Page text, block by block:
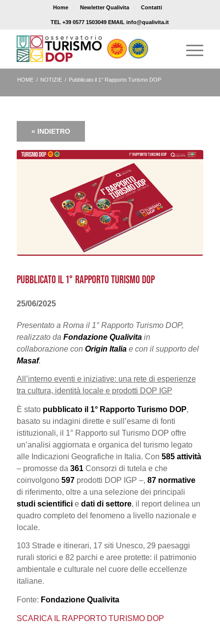
Home Newletter Qualivita Contatti
TEL +39 0577 1503049 EMAIL info@qualivita.it
HOME / NOTIZIE / Pubblicato il 1° Rapporto Turismo DOP
« INDIETRO
PUBBLICATO IL 1° RAPPORTO TURISMO DOP
25/06/2025
Presentato a Roma il 1° Rapporto Turismo DOP,
realizzato da Fondazione Qualivitain
collaborazione con Origin Italiae con il supporto del
Masaf.
All’interno eventi e iniziative: una rete di esperienze
tra cultura, identità locale e prodotti DOP IGP
È stato pubblicato il 1° Rapporto Turismo DOP,
basato su indagini dirette e sull’esame di fonti
istituzionali, il 1° Rapporto sul Turismo DOP offre
un’analisi aggiornata e organica del turismo legato
alle Indicazioni Geografiche in Italia. Con 585 attività
– promosse da 361Consorzi di tutela e che
coinvolgono 597prodotti DOP IGP –, 87 normative
di riferimento, oltre a una selezione dei principali
studi scientificie dati di settore, il report delinea un
quadro completo del fenomeno a livello nazionale e
locale.
103 Strade e itinerari, 17 siti Unesco, 29 paesaggi
rurali storici e 82 parchi e aree protette: il patrimonio
ambientale e culturale nel cuore delle eccellenze
italiane.
Fonte: Fondazione Qualivita
SCARICA IL RAPPORTO TURISMO DOP